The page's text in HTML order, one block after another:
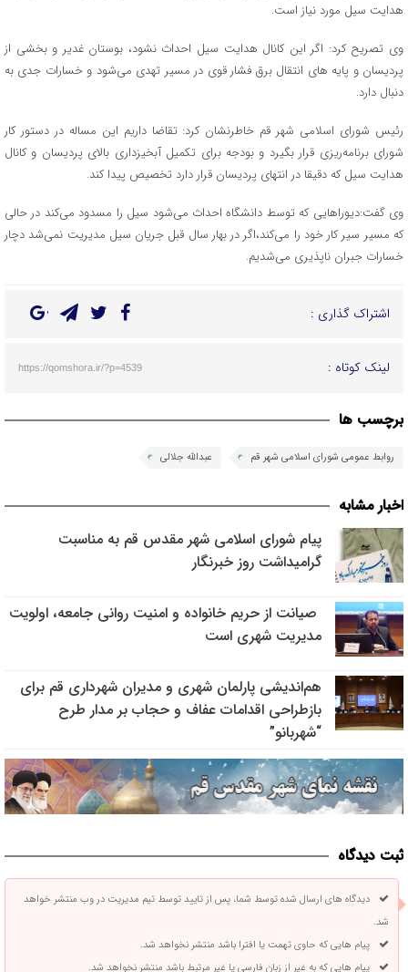
هدایت سیل مورد نیاز است.
وی تصریح کرد: اگر این کانال هدایت سیل احداث نشود، بوستان غدیر و بخشی از
پردیسان و پایه های انتقال برق فشار قوی در مسیر تهدی می‌شود و خسارات جدی به
دنبال دارد.
رئیس شورای اسلامی شهر قم خاطرنشان کرد: تقاضا داریم این مساله در دستور کار
شورای برنامه‌ریزی قرار بگیرد و بودجه برای تکمیل آبخیزداری بالای پردیسان و کانال
هدایت سیل که دقیقا در انتهای پردیسان قرار دارد تخصیص پیدا کند.
وی گفت:دیوراهایی که توسط دانشگاه احداث می‌شود سیل را مسدود می‌کند در حالی
که مسیر سیر کار خود را می‌کند،اگر در بهار سال قبل جریان سیل مدیریت نمی‌شد دچار
خسارات جبران ناپذیری می‌شدیم.
اشتراک گذاری :
لینک کوتاه : https://qomshora.ir/?p=4539
برچسب ها
روابط عمومی شورای اسلامی شهر قم عبدالله جلالی
اخبار مشابه
پیام شورای اسلامی شهر مقدس قم به مناسبت
گرامیداشت روز خبرنگار
صیانت از حریم خانواده و امنیت روانی جامعه، اولویت
مدیریت شهری است
هم‌اندیشی پارلمان شهری و مدیران شهرداری قم برای
بازطراحی اقدامات عفاف و حجاب بر مدار طرح
“شهربانو”
ثبت دیدگاه
دیدگاه های ارسال شده توسط شما، پس از تایید توسط تیم مدیریت در وب منتشر خواهد
شد.
پیام هایی که حاوی تهمت یا افترا باشد منتشر نخواهد شد.
پیام هایی که به غیر از زبان فارسی یا غیر مرتبط باشد منتشر نخواهد شد.